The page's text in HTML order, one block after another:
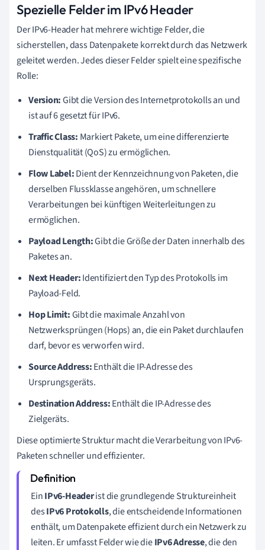
Spezielle Felder im IPv6 Header
Der IPv6-Header hat mehrere wichtige Felder, die
sicherstellen, dass Datenpakete korrekt durch das Netzwerk
geleitet werden. Jedes dieser Felder spielt eine spezifische
Rolle:
Version:Gibt die Version des Internetprotokolls an und
ist auf 6 gesetzt für IPv6.
Traffic Class: Markiert Pakete, um eine differenzierte
Dienstqualität (QoS) zu ermöglichen.
Flow Label:Dient der Kennzeichnung von Paketen, die
derselben Flussklasse angehören, um schnellere
Verarbeitungen bei künftigen Weiterleitungen zu
ermöglichen.
Payload Length:Gibt die Größe der Daten innerhalb des
Paketes an.
Next Header:Identifiziert den Typ des Protokolls im
Payload-Feld.
Hop Limit:Gibt die maximale Anzahl von
Netzwerksprüngen (Hops) an, die ein Paket durchlaufen
darf, bevor es verworfen wird.
Source Address:Enthält die IP-Adresse des
Ursprungsgeräts.
Destination Address:Enthält die IP-Adresse des
Zielgeräts.
Diese optimierte Struktur macht die Verarbeitung von IPv6-
Paketen schneller und effizienter.
EinIPv6-Headerist die grundlegende Struktureinheit
desIPv6 Protokolls, die entscheidende Informationen
enthält, um Datenpakete effizient durch ein Netzwerk zu
leiten. Er umfasst Felder wie dieIPv6 Adresse, die den